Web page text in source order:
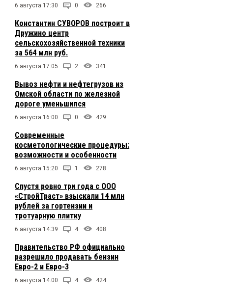
6 августа 17:30 0 266
Константин СУВОРОВ построит в
Дружино центр
сельскохозяйственной техники
за 564 млн руб.
6 августа 17:05 2 341
Вывоз нефти и нефтегрузов из
Омской области по железной
дороге уменьшился
6 августа 16:00 0 429
Современные
косметологические процедуры:
возможности и особенности
6 августа 15:20 1 278
Спустя ровно три года с ООО
«СтройТраст» взыскали 14 млн
рублей за гортензии и
тротуарную плитку
6 августа 14:39 4 408
Правительство РФ официально
разрешило продавать бензин
Евро-2 и Евро-3
6 августа 14:00 4 424